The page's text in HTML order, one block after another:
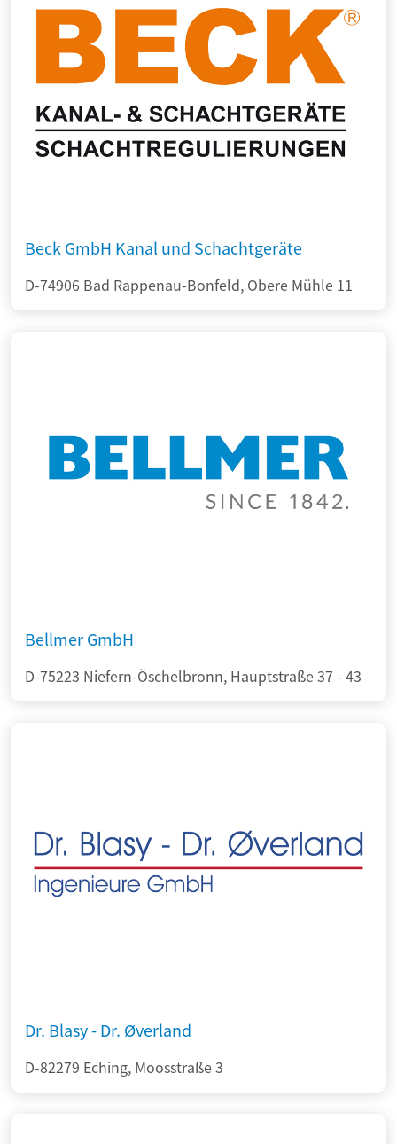
Beck GmbH Kanal und Schachtgeräte
D-74906 Bad Rappenau-Bonfeld, Obere Mühle 11
Bellmer GmbH
D-75223 Niefern-Öschelbronn, Hauptstraße 37 - 43
Dr. Blasy - Dr. Øverland
D-82279 Eching, Moosstraße 3